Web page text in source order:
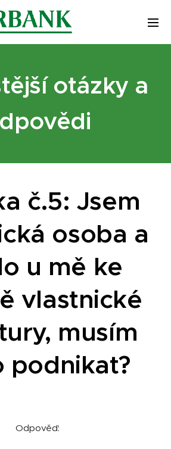
otázky a
č.5: Jsem
osoba a
u mě ke
vlastnické
musím
podnikat?
Odpověď: